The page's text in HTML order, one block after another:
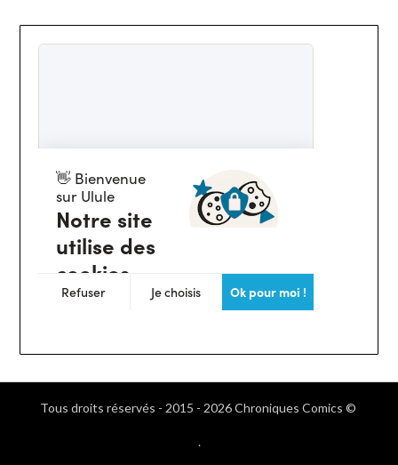
Tous droits réservés - 2015 - 2026 Chroniques Comics ©
.